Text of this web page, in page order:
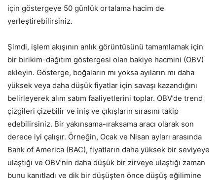
için göstergeye 50 günlük ortalama hacim de
yerleştirebilirsiniz.
Şimdi, işlem akışının anlık görüntüsünü tamamlamak için
bir birikim-dağıtım göstergesi olan bakiye hacmini (OBV)
ekleyin. Gösterge, boğaların mı yoksa ayıların mı daha
yüksek veya daha düşük fiyatlar için savaşı kazandığını
belirleyerek alım satım faaliyetlerini toplar. OBV’de trend
çizgileri çizebilir ve iniş ve çıkışların sırasını takip
edebilirsiniz. Bir yakınsama-ıraksama aracı olarak son
derece iyi çalışır. Örneğin, Ocak ve Nisan ayları arasında
Bank of America (BAC), fiyatların daha yüksek bir seviyeye
ulaştığı ve OBV’nin daha düşük bir zirveye ulaştığı zaman
bunu kanıtladı ve dik bir düşüşten önce düşüş eğilimine